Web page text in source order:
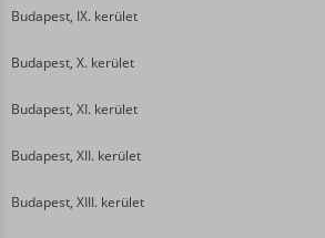
Budapest, IX. kerület
Budapest, X. kerület
Budapest, XI. kerület
Budapest, XII. kerület
Budapest, XIII. kerület